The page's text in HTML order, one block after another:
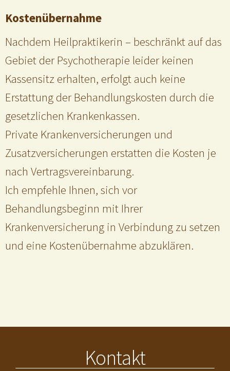
Kostenübernahme
Nachdem Heilpraktikerin – beschränkt auf das
Gebiet der Psychotherapie leider keinen
Kassensitz erhalten, erfolgt auch keine
Erstattung der Behandlungskosten durch die
gesetzlichen Krankenkassen.
Private Krankenversicherungen und
Zusatzversicherungen erstatten die Kosten je
nach Vertragsvereinbarung.
Ich empfehle Ihnen, sich vor
Behandlungsbeginn mit Ihrer
Krankenversicherung in Verbindung zu setzen
und eine Kostenübernahme abzuklären.
Kontakt